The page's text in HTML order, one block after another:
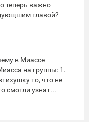
теперь важно
главой?
в Миассе
на группы: 1.
то, что не
смогли узнат...